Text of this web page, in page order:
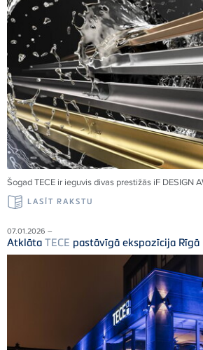
Šogad TECE ir ieguvis divas prestižās iF DESIGN
LASĪT RAKSTU
07.01.2026 –
Atklāta TECE pastāvīgā ekspozīcija Rīgā